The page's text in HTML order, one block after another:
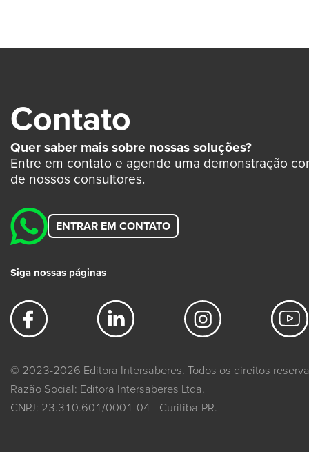
Contato
Quer saber mais sobre nossas soluções?
Entre em contato e agende uma demonstração
de nossos consultores.
ENTRAR EM CONTATO
Siga nossas páginas
© 2023-2026 Editora Intersaberes. Todos os direitos
Razão Social: Editora Intersaberes Ltda.
CNPJ: 23.310.601/0001-04 - Curitiba-PR.